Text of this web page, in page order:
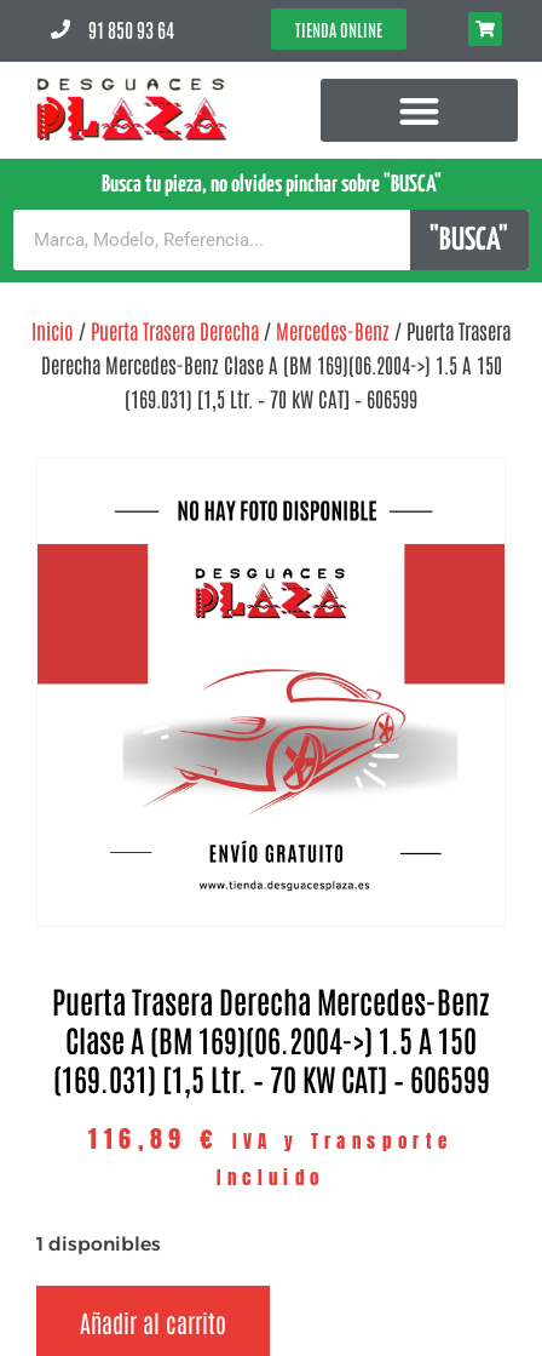
91 850 93 64 TIENDA ONLINE
Busca tu pieza, no olvides pinchar sobre "BUSCA"
"BUSCA"
Inicio / Puerta Trasera Derecha / Mercedes-Benz / Puerta Trasera
Derecha Mercedes-Benz Clase A (BM 169)(06.2004->) 1.5 A 150
(169.031) [1,5 Ltr. – 70 kW CAT] – 606599
Puerta Trasera Derecha Mercedes-Benz
Clase A (BM 169)(06.2004->) 1.5 A 150
(169.031) [1,5 Ltr. – 70 KW CAT] – 606599
116,89€
IVA y Transporte
Incluido
1 disponibles
Añadir al carrito